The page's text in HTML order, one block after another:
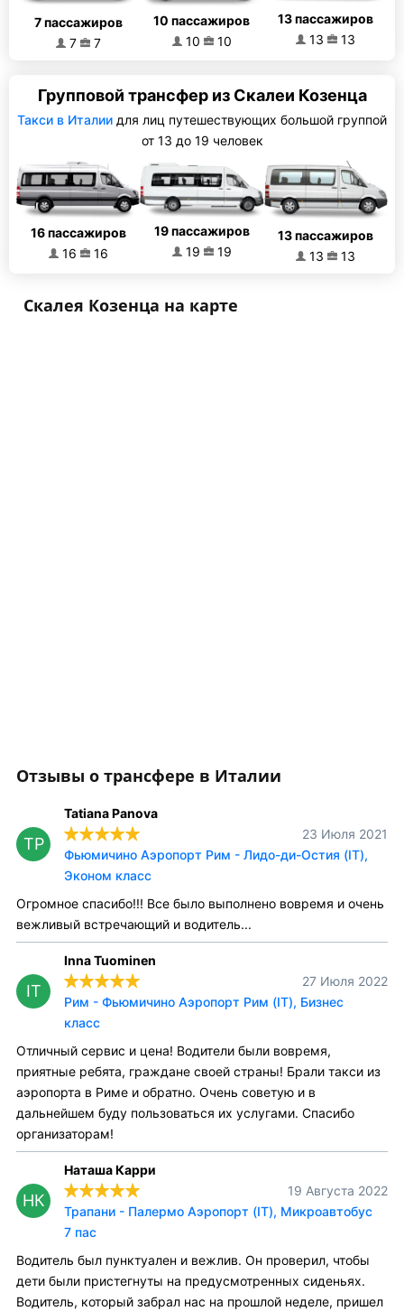
7 пассажиров
7
7
10 пассажиров
10
10
13 пассажиров
13
13
Групповой трансфер из Скалеи Козенца
Такси в Италии для лиц путешествующих большой группой
от 13 до 19 человек
16 пассажиров
16
16
19 пассажиров
19
19
13 пассажиров
13
13
Скалея Козенца на карте
Отзывы о трансфере в Италии
TP
Tatiana Panova
23 Июля 2021
Фьюмичино Аэропорт Рим - Лидо-ди-Остия (IT),
Эконом класс
Огромное спасибо!!! Все было выполнено вовремя и очень
вежливый встречающий и водитель...
IT
Inna Tuominen
27 Июля 2022
Рим - Фьюмичино Аэропорт Рим (IT), Бизнес
класс
Отличный сервис и цена! Водители были вовремя,
приятные ребята, граждане своей страны! Брали такси из
аэропорта в Риме и обратно. Очень советую и в
дальнейшем буду пользоваться их услугами. Спасибо
организаторам!
НК
Наташа Карри
19 Августа 2022
Трапани - Палермо Аэропорт (IT), Микроавтобус
7 пас
Водитель был пунктуален и вежлив. Он проверил, чтобы
дети были пристегнуты на предусмотренных сиденьях.
Водитель, который забрал нас на прошлой неделе, пришел